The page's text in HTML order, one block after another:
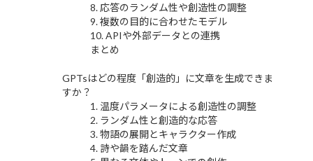
8. 応答のランダム性や創造性の調整
9. 複数の目的に合わせたモデル
10. APIや外部データとの連携
まとめ
GPTsはどの程度「創造的」に文章を生成できま
すか？
1. 温度パラメータによる創造性の調整
2. ランダム性と創造的な応答
3. 物語の展開とキャラクター作成
4. 詩や韻を踏んだ文章